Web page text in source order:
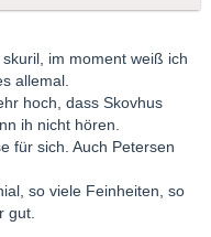
anderen Sänger bieten
etwas sehe ich mir nie im
konservieren?
im moment weiß ich
allemal.
hoch, dass Skovhus
ih nicht hören.
für sich. Auch Petersen
so viele Feinheiten, so
gut.